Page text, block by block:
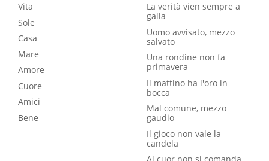
Vita
Sole
Casa
Mare
Amore
Cuore
Amici
Bene
La verità vien sempre a
galla
Uomo avvisato, mezzo
salvato
Una rondine non fa
primavera
Il mattino ha l'oro in
bocca
Mal comune, mezzo
gaudio
Il gioco non vale la
candela